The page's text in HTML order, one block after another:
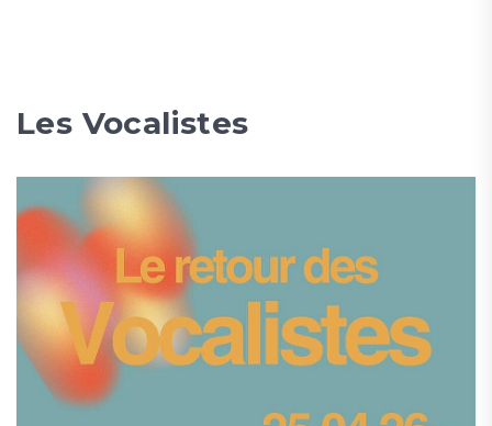
Les Vocalistes